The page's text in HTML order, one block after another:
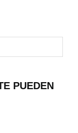
PUEDEN